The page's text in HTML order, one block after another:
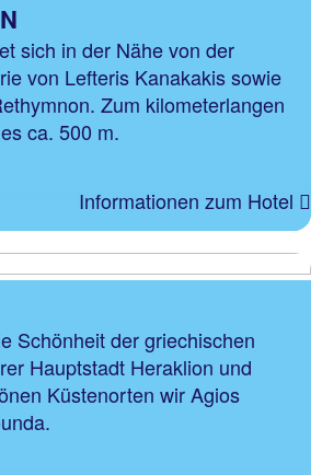
sich in der Nähe von der
von Lefteris Kanakakis sowie
Zum kilometerlangen
ca. 500 m.
Informationen zum Hotel
Schönheit der griechischen
Hauptstadt Heraklion und
Küstenorten wir Agios